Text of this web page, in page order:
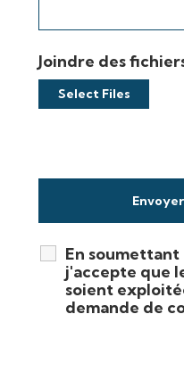
Joindre des
Select Files
En
j'accepte que
soient
demande de